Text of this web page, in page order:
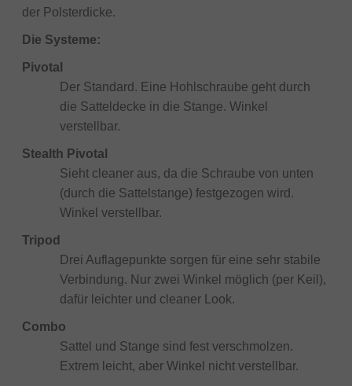
der Polsterdicke.
Die Systeme:
Pivotal
Der Standard. Eine Hohlschraube geht durch
die Satteldecke in die Stange. Winkel
verstellbar.
Stealth Pivotal
Sieht cleaner aus, da die Schraube von unten
(durch die Sattelstange) festgezogen wird.
Winkel verstellbar.
Tripod
Drei Auflagepunkte sorgen für eine sehr stabile
Verbindung. Nur zwei Winkel möglich (per Keil),
dafür leichter und cleaner Look.
Combo
Sattel und Stange sind fest verschmolzen.
Extrem leicht, aber Winkel nicht verstellbar.